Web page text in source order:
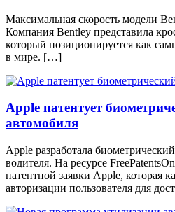
Максимальная скорость модели
Компания Bentley представила
который позиционируется как
в мире. […]
Apple патентует
автомобиля
Apple разработала
водителя. На ресурсе
патентной заявки Apple, которая
авторизации пользователя для